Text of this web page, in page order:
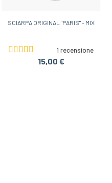
SCIARPA ORIGINAL "PARIS" - MIX
1 recensione
15,00 €